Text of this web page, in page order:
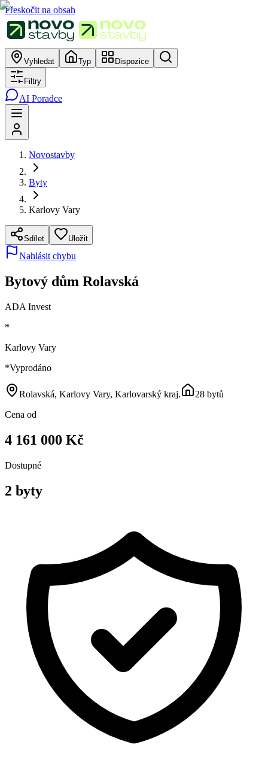
Přeskočit na obsah
Vyhledat Typ Dispozice
Filtry
AI Poradce
Novostavby
Byty
Karlovy Vary
Sdílet Uložit
Nahlásit chybu
Bytový dům Rolavská
ADA Invest
*
Karlovy Vary
*Vyprodáno
Rolavská, Karlovy Vary, Karlovarský kraj.
28 bytů
Cena od
4 161 000 Kč
Dostupné
2 byty